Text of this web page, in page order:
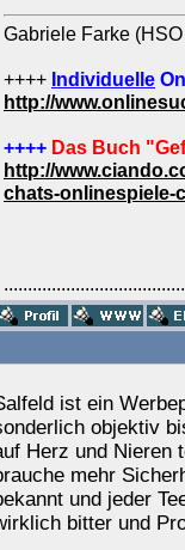
Gabriele Farke (HSO
++++ Individuelle
http://
++++ Das Buch
http://
chats-onlinespiele-
ist ein
objektiv
Herz und Nieren
mehr
und jeder
bitter und